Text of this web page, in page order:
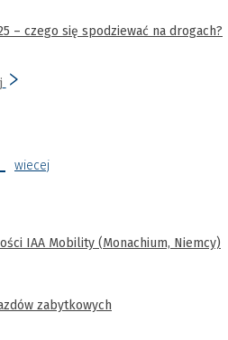
– czego się spodziewać na drogach?
wiecej
IAA Mobility (Monachium, Niemcy)
zabytkowych